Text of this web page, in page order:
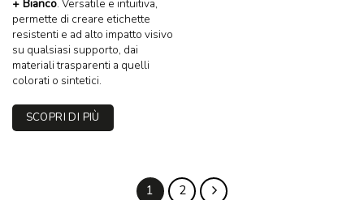
+ Bianco. Versatile e intuitiva,
permette di creare etichette
resistenti e ad alto impatto visivo
su qualsiasi supporto, dai
materiali trasparenti a quelli
colorati o sintetici.
SCOPRI DI PIÙ
1 2